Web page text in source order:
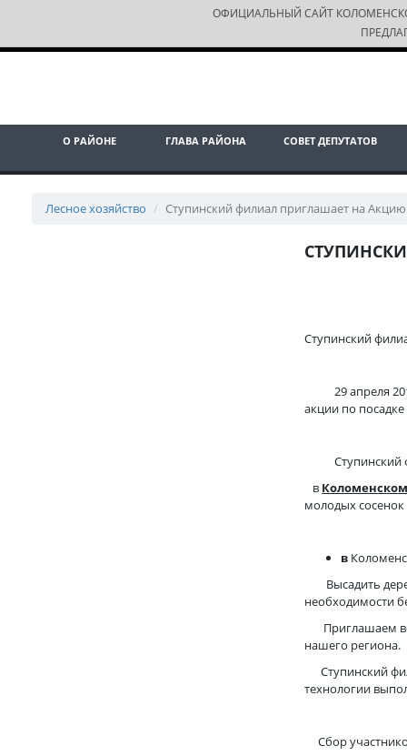
ОФИЦИАЛЬНЫЙ САЙТ
О РАЙОНЕ ГЛАВА РАЙОНА СОВЕТ ДЕПУТАТОВ
Лесное хозяйство Ступинский филиал приглашает на
Ступинский
29 апреля 2017
акции по
Ступинский
в
молодых
в
Высадить
необходимости
Приглашаем
нашего региона.
Ступинский
технологии
Сбор